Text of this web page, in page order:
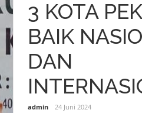
3 KOTA
BAIK
DAN
admin 24 Juni 2024